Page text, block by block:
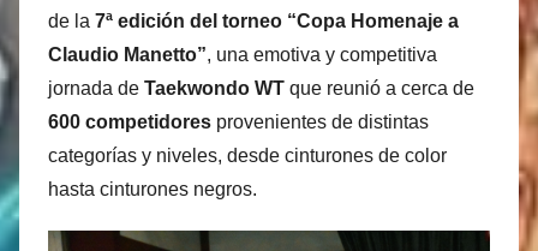
de la 7ª edición del torneo “Copa Homenaje a
Claudio Manetto”, una emotiva y competitiva
jornada de Taekwondo WT que reunió a cerca de
600 competidores provenientes de distintas
categorías y niveles, desde cinturones de color
hasta cinturones negros.